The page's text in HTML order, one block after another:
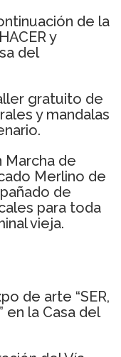
de la
y
del
gratuito de
y mandalas
Marcha de
Merlino de
de
para toda
vieja.
de arte “SER,
en la Casa del